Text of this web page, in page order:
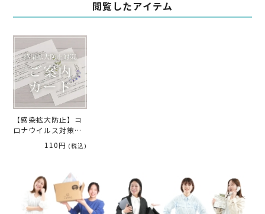
閲覧したアイテム
【感染拡大防止】コ
ロナウイルス対策ご
案内カード（入力・
110円 (税込)